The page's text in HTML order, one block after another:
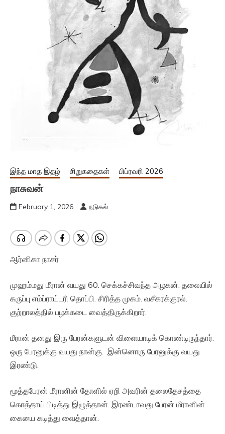
இந்த மாத இதழ் சிறுகதைகள் பிப்ரவரி 2026
நாசுவன்
February 1, 2026 நடுகல்
ஆர்னிகா நாசர்
முஹம்மது மீரான் வயது 60. செக்கச்சிவந்த அழகன். தலையில்
கருப்பு எம்ப்ராய்டரி தொப்பி. சிரித்த முகம். வசீகரக்குரல்.
குற்றாலத்தில் பழக்கடை வைத்திருக்கிறார்.
மீரான் தனது இரு பேரன்களுடன் விளையாடிக் கொண்டிருந்தார்.
ஒரு பேரனுக்கு வயது நான்கு. இன்னொரு பேரனுக்கு வயது
இரண்டு.
மூத்தபேரன் மீரானின் தோளில் ஏறி அவரின் தலைதேசத்தை
கொத்தாய் பிடித்து இழுத்தான். இரண்டாவது பேரன் மீரானின்
கையை கடித்து வைத்தான்.